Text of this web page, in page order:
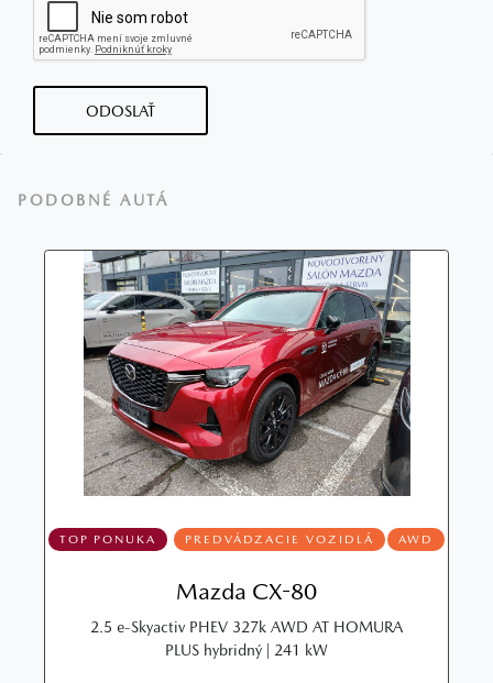
ODOSLAŤ
PODOBNÉ AUTÁ
TOP PONUKA PREDVÁDZACIE VOZIDLÁ AWD
Mazda CX-80
2.5 e-Skyactiv PHEV 327k AWD AT HOMURA
PLUS hybridný | 241 kW